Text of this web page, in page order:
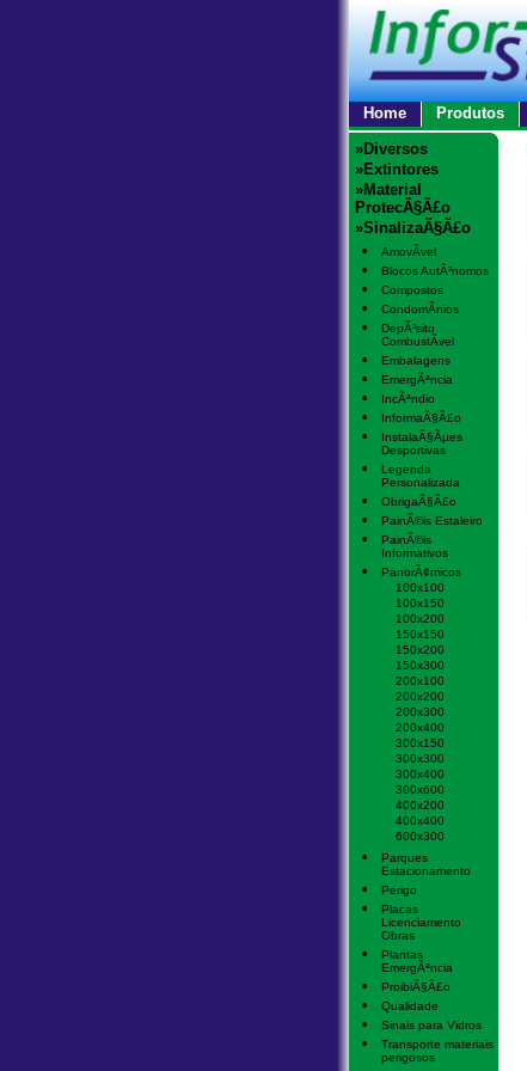
Home Produtos
»Diversos
»Extintores
»Material
ProtecÃ§Ã£o
»SinalizaÃ§Ã£o
AmovÃ­vel
Blocos AutÃ³nomos
Compostos
CondomÃ­nios
DepÃ³sito
CombustÃ­vel
Embalagens
EmergÃªncia
IncÃªndio
InformaÃ§Ã£o
InstalaÃ§Ãµes
Desportivas
Legenda
Personalizada
ObrigaÃ§Ã£o
PainÃ©is Estaleiro
PainÃ©is
Informativos
PanorÃ¢micos
100x100
100x150
100x200
150x150
150x200
150x300
200x100
200x200
200x300
200x400
300x150
300x300
300x400
300x600
400x200
400x400
600x300
Parques
Estacionamento
Perigo
Placas
Licenciamento
Obras
Plantas
EmergÃªncia
ProibiÃ§Ã£o
Qualidade
Sinais para Vidros
Transporte materiais
perigosos